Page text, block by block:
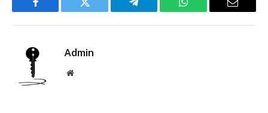
Facebook Twitter Telegram WhatsApp Email
Admin
Website